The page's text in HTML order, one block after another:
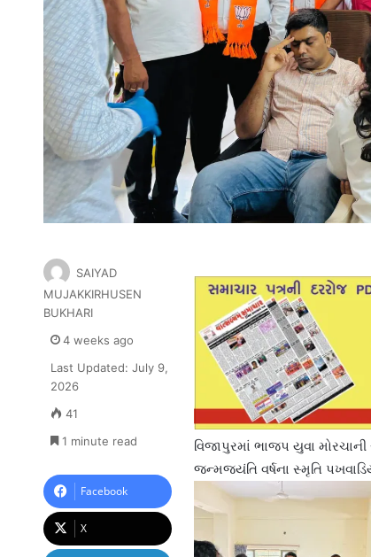
વિજાપુરમાં ભાજપ યુવા મોરચાની
જન્મજયંતિ વર્ષના સ્મૃતિ
SAIYAD
MUJAKKIRHUSEN
BUKHARI
4 weeks ago
Last Updated: July 9,
2026
41
1 minute read
Facebook
X